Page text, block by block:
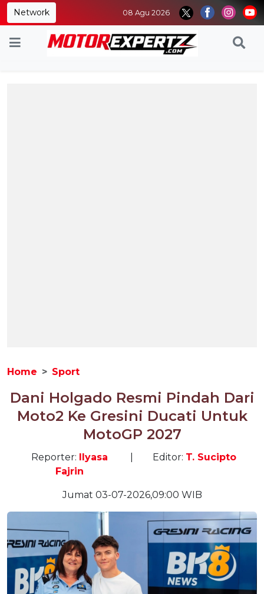
Network 08 Agu 2026
Home Sport
Dani Holgado Resmi Pindah Dari
Moto2 Ke Gresini Ducati Untuk
MotoGP 2027
Reporter: Ilyasa
Fajrin
Editor: T. Sucipto
Jumat 03-07-2026,09:00 WIB